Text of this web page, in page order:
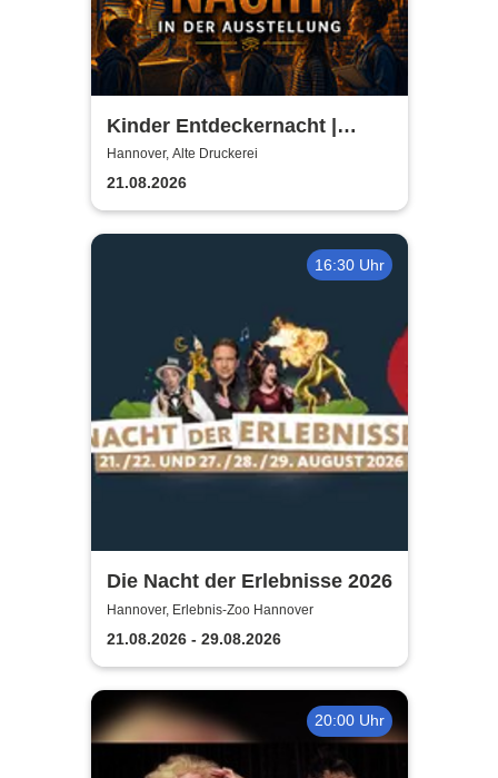
Kinder Entdeckernacht |
TUTANCHAMUN | Hannover -
Ein Immersives Abenteuer
Hannover, Alte Druckerei
21.08.2026
16:30 Uhr
Die Nacht der Erlebnisse 2026
Hannover, Erlebnis-Zoo Hannover
21.08.2026 - 29.08.2026
20:00 Uhr